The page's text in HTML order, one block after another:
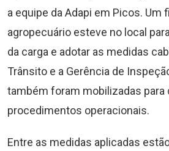
a equipe da Adapi em Picos. Um
agropecuário esteve no local
da carga e adotar as medidas
Trânsito e a Gerência de
também foram mobilizadas para
procedimentos operacionais.
Entre as medidas aplicadas